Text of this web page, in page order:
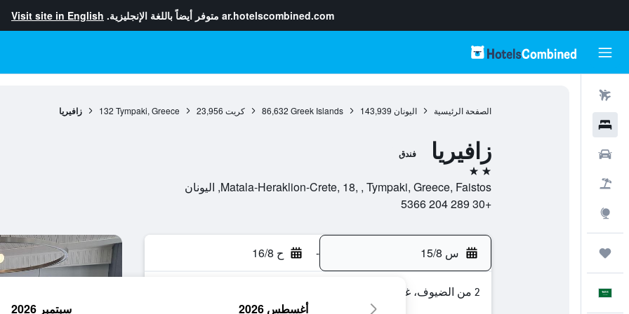
ar.hotelscombined.com متوفر أيضاً باللغة الإنجليزية. Visit site in English
الصفحة الرئيسية اليونان 143,939
Greek Islands
86,632 كريت 23,956
Tympaki, Greece
132 زافيريا
زافيريا فندق
2 نجمتين
Matala-Heraklion-Crete, 18, , Tympaki, Greece, Faistos, اليونان
+30 289 204 5366
س 15/8 - ح 16/8
2 من الضيوف، غرفة واحدة
أغسطس 2026 سبتمبر 2026